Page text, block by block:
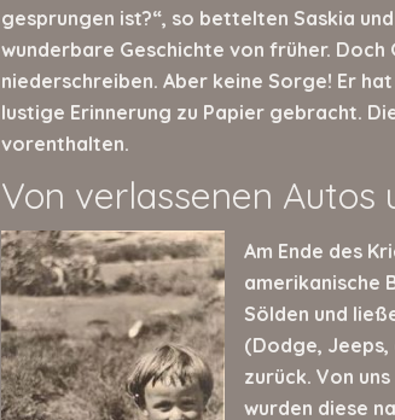
gesprungen ist?“, so bettelten Saskia
wunderbare Geschichte von früher.
niederschreiben. Aber keine Sorge! Er
lustige Erinnerung zu Papier gebracht.
vorenthalten.
Von verlassenen Autos
Am Ende des
amerikanische
Sölden und
(Dodge,
zurück. Von
wurden diese